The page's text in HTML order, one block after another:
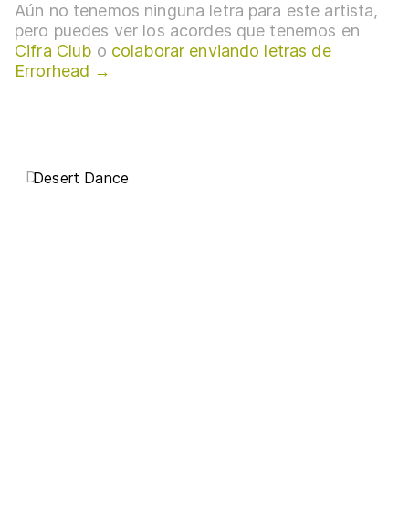
Aún no tenemos ninguna letra para este artista,
pero puedes ver los acordes que tenemos en
Cifra Club o colaborar enviando letras de
Errorhead →
DDesert Dance